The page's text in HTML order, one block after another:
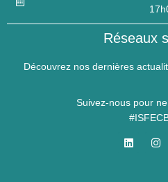
Réseaux
Découvrez nos dernières
Suivez-nous pour